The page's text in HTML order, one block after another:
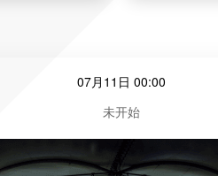
07月11日 00:00
未开始